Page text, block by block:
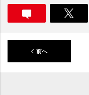
前へ